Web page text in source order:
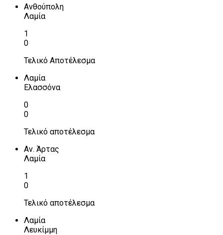
Ανθούπολη
Λαμία
1
0
Τελικό Αποτέλεσμα
Λαμία
Ελασσόνα
0
0
Τελικό αποτέλεσμα
Αν. Άρτας
Λαμία
1
0
Τελικό αποτέλεσμα
Λαμία
Λευκίμμη